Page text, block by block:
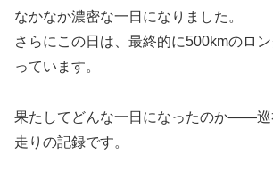
なかなか濃密な一日になりました。
さらにこの日は、最終的に500kmのロ
っています。
果たしてどんな一日になったのか——巡
走りの記録です。